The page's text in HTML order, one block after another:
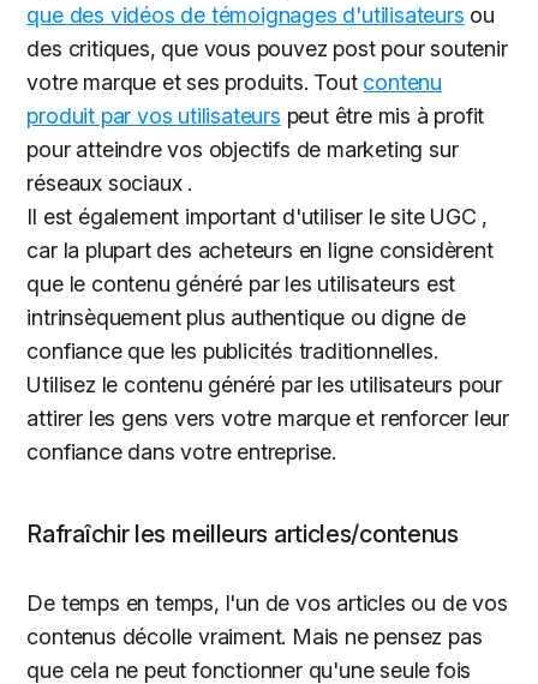
que des vidéos de témoignages d'utilisateurs ou
des critiques, que vous pouvez post pour soutenir
votre marque et ses produits. Tout contenu
produit par vos utilisateurs peut être mis à profit
pour atteindre vos objectifs de marketing sur
réseaux sociaux .
Il est également important d'utiliser le site UGC ,
car la plupart des acheteurs en ligne considèrent
que le contenu généré par les utilisateurs est
intrinsèquement plus authentique ou digne de
confiance que les publicités traditionnelles.
Utilisez le contenu généré par les utilisateurs pour
attirer les gens vers votre marque et renforcer leur
confiance dans votre entreprise.
Rafraîchir les meilleurs articles/contenus
De temps en temps, l'un de vos articles ou de vos
contenus décolle vraiment. Mais ne pensez pas
que cela ne peut fonctionner qu'une seule fois